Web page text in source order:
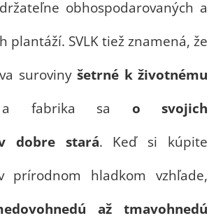
obhospodarovaných a
plantáží. SVLK tiež znamená, že
surovinyšetrné k životnému
fabrika sa o svojich
dobre stará. Keď si kúpite
prírodnom hladkom vzhľade,
až tmavohnedú